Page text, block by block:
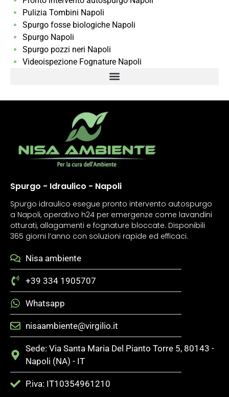
Pulizia Tombini Napoli
Spurgo fosse biologiche Napoli
Spurgo Napoli
Spurgo pozzi neri Napoli
Videoispezione Fognature Napoli
Spurgo - Idraulico - Napoli
Spurgo idraulico esegue pronto intervento autospurgo
a Napoli, operativo h24 per emergenze come lavandini
otturati, allagamenti e fognature bloccate. Disponibili
365 giorni l’anno con soluzioni rapide ed efficaci.
Nisa ambiente
+39 334 1905707
Whatsapp
nisaambiente@virgilio.it
Sede: Via Santa Maria Del Pianto Torre 5, 80143 -
Napoli (NA) - IT
P.iva: IT10354961210